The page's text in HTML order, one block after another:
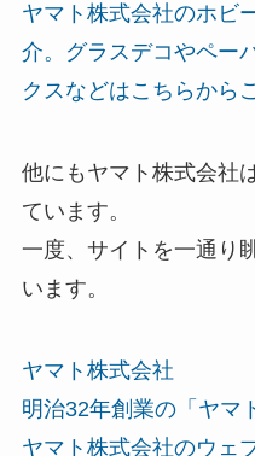
ヤマト株式会社のホビ
介。グラスデコやペー
クスなどはこちらから
他にもヤマト株式会社
ています。
一度、サイトを一通り
います。
ヤマト株式会社
明治32年創業の「ヤマ
ヤマト株式会社のウェ